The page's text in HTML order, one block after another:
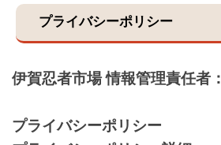
プライバシーポリシー
伊賀忍者市場 情報管理責任者：
プライバシーポリシー